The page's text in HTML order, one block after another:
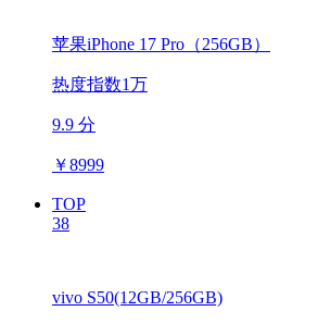
苹果iPhone 17 Pro（256GB）
热度指数1万
9.9 分
￥8999
TOP
38
vivo S50(12GB/256GB)